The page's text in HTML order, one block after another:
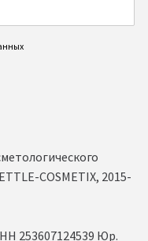
COSMETIX, 2015-
253607124539 Юр.